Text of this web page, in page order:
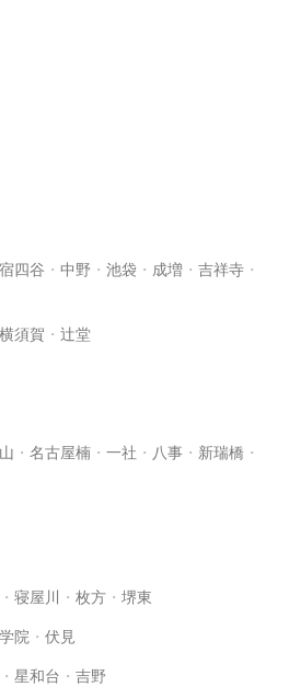
四谷 ・ 中野 ・ 池袋 ・ 成増 ・ 吉祥寺 ・
横須賀 ・ 辻堂
・ 名古屋楠 ・ 一社 ・ 八事 ・ 新瑞橋 ・
・ 寝屋川 ・ 枚方 ・ 堺東
院 ・ 伏見
・ 星和台 ・ 吉野